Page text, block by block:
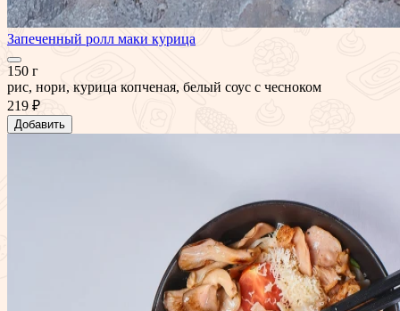
Запеченный ролл маки курица
150 г
рис, нори, курица копченая, белый соус с чесноком
219 ₽
Добавить